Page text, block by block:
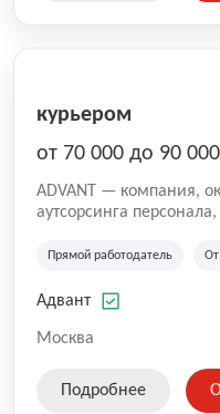
курьером
от 70 000 до 90
ADVANT — компания,
аутсорсинга
региональных
Казахстана и
Прямой работодатель От
Адвант
Москва
Подробнее